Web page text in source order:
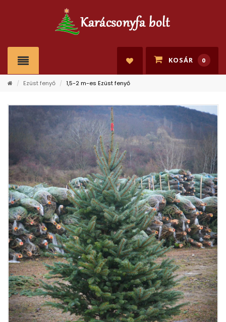
KOSÁR 0
/ Ezüst fenyő / 1,5-2 m-es Ezüst fenyő